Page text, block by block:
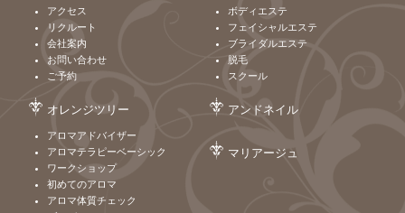
アクセス
リクルート
会社案内
お問い合わせ
ご予約
ボディエステ
フェイシャルエステ
ブライダルエステ
脱毛
スクール
オレンジツリー
アロマアドバイザー
アロマテラピーベーシック
ワークショップ
初めてのアロマ
アロマ体質チェック
アンドネイル
マリアージュ